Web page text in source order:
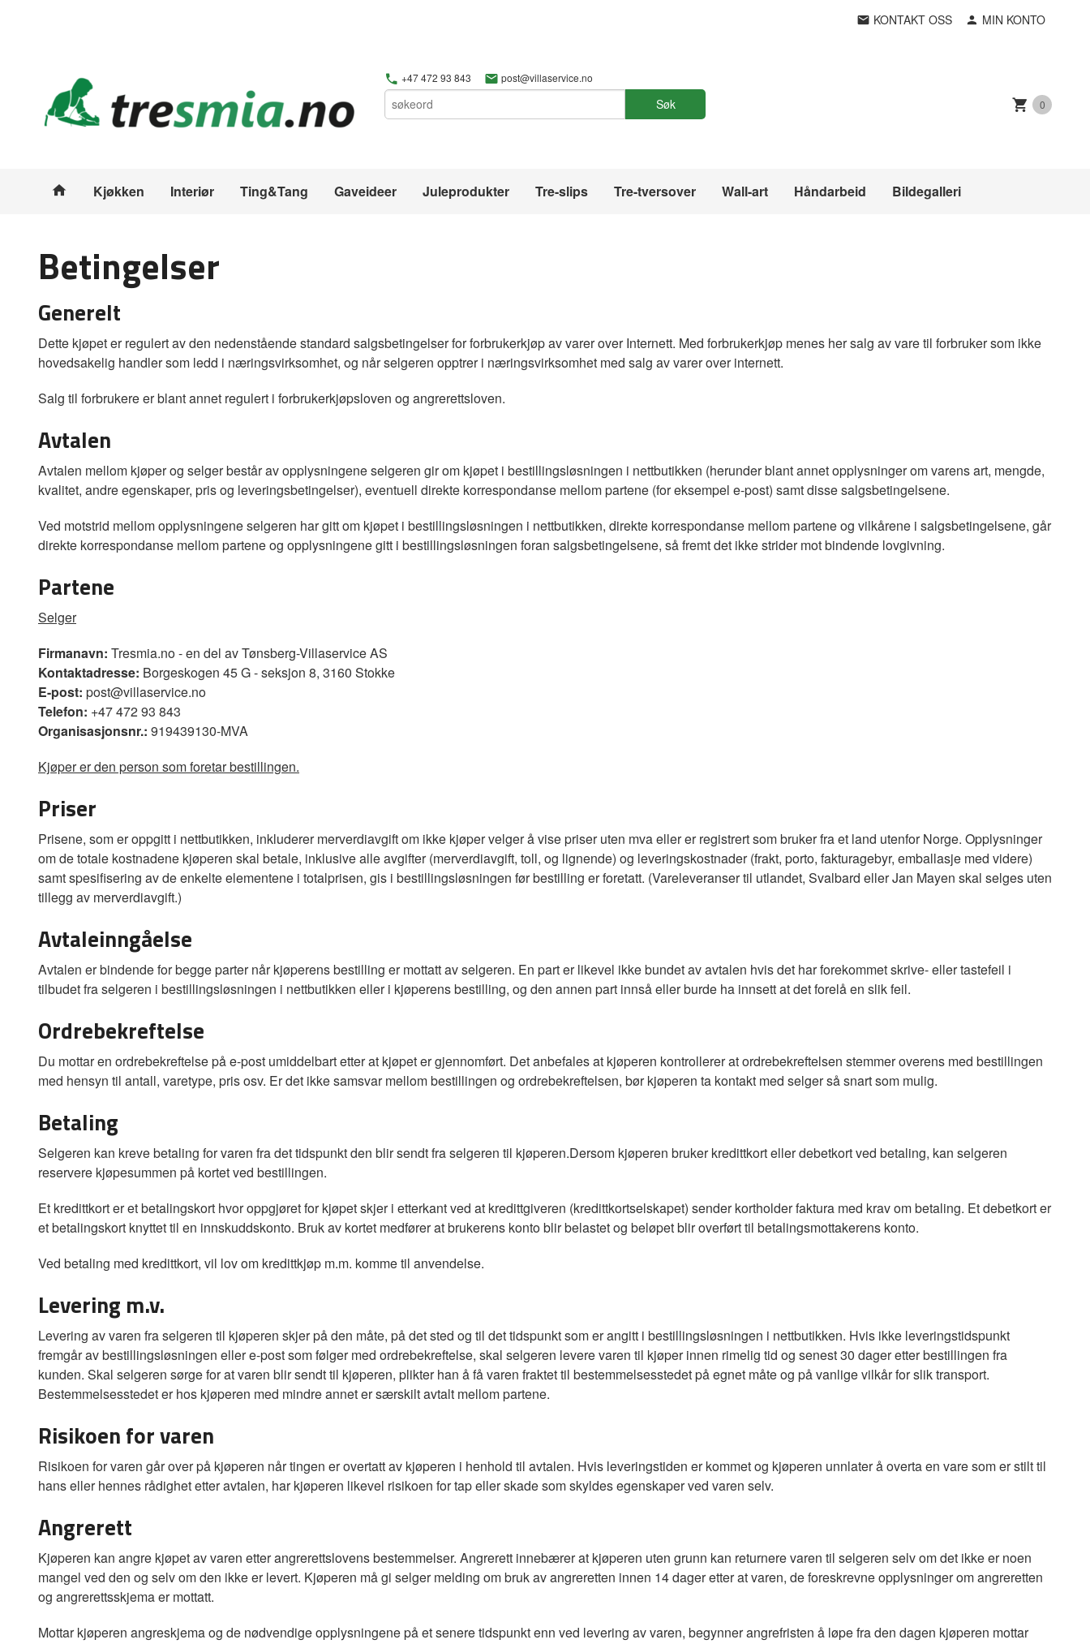
KONTAKT OSS MIN KONTO
+47 472 93 843 post@villaservice.no
Søk 0
Produkter
Kjøkken Interiør Ting&Tang Gaveideer Juleprodukter Tre-slips Tre-tversover Wall-art Håndarbeid Bildegalleri
Betingelser
Generelt
Dette kjøpet er regulert av den nedenstående standard salgsbetingelser for forbrukerkjøp av varer over Internett. Med forbrukerkjøp menes her salg av vare til forbruker som ikke
hovedsakelig handler som ledd i næringsvirksomhet, og når selgeren opptrer i næringsvirksomhet med salg av varer over internett.
Salg til forbrukere er blant annet regulert i forbrukerkjøpsloven og angrerettsloven.
Avtalen
Avtalen mellom kjøper og selger består av opplysningene selgeren gir om kjøpet i bestillingsløsningen i nettbutikken (herunder blant annet opplysninger om varens art, mengde,
kvalitet, andre egenskaper, pris og leveringsbetingelser), eventuell direkte korrespondanse mellom partene (for eksempel e-post) samt disse salgsbetingelsene.
Ved motstrid mellom opplysningene selgeren har gitt om kjøpet i bestillingsløsningen i nettbutikken, direkte korrespondanse mellom partene og vilkårene i salgsbetingelsene, går
direkte korrespondanse mellom partene og opplysningene gitt i bestillingsløsningen foran salgsbetingelsene, så fremt det ikke strider mot bindende lovgivning.
Partene
Selger
Firmanavn: Tresmia.no - en del av Tønsberg-Villaservice AS
Kontaktadresse: Borgeskogen 45 G - seksjon 8, 3160 Stokke
E-post: post@villaservice.no
Telefon: +47 472 93 843
Organisasjonsnr.: 919439130-MVA
Kjøper er den person som foretar bestillingen.
Priser
Prisene, som er oppgitt i nettbutikken, inkluderer merverdiavgift om ikke kjøper velger å vise priser uten mva eller er registrert som bruker fra et land utenfor Norge. Opplysninger
om de totale kostnadene kjøperen skal betale, inklusive alle avgifter (merverdiavgift, toll, og lignende) og leveringskostnader (frakt, porto, fakturagebyr, emballasje med videre)
samt spesifisering av de enkelte elementene i totalprisen, gis i bestillingsløsningen før bestilling er foretatt. (Vareleveranser til utlandet, Svalbard eller Jan Mayen skal selges uten
tillegg av merverdiavgift.)
Avtaleinngåelse
Avtalen er bindende for begge parter når kjøperens bestilling er mottatt av selgeren. En part er likevel ikke bundet av avtalen hvis det har forekommet skrive- eller tastefeil i
tilbudet fra selgeren i bestillingsløsningen i nettbutikken eller i kjøperens bestilling, og den annen part innså eller burde ha innsett at det forelå en slik feil.
Ordrebekreftelse
Du mottar en ordrebekreftelse på e-post umiddelbart etter at kjøpet er gjennomført. Det anbefales at kjøperen kontrollerer at ordrebekreftelsen stemmer overens med bestillingen
med hensyn til antall, varetype, pris osv. Er det ikke samsvar mellom bestillingen og ordrebekreftelsen, bør kjøperen ta kontakt med selger så snart som mulig.
Betaling
Selgeren kan kreve betaling for varen fra det tidspunkt den blir sendt fra selgeren til kjøperen.Dersom kjøperen bruker kredittkort eller debetkort ved betaling, kan selgeren
reservere kjøpesummen på kortet ved bestillingen.
Et kredittkort er et betalingskort hvor oppgjøret for kjøpet skjer i etterkant ved at kredittgiveren (kredittkortselskapet) sender kortholder faktura med krav om betaling. Et debetkort er
et betalingskort knyttet til en innskuddskonto. Bruk av kortet medfører at brukerens konto blir belastet og beløpet blir overført til betalingsmottakerens konto.
Ved betaling med kredittkort, vil lov om kredittkjøp m.m. komme til anvendelse.
Levering m.v.
Levering av varen fra selgeren til kjøperen skjer på den måte, på det sted og til det tidspunkt som er angitt i bestillingsløsningen i nettbutikken. Hvis ikke leveringstidspunkt
fremgår av bestillingsløsningen eller e-post som følger med ordrebekreftelse, skal selgeren levere varen til kjøper innen rimelig tid og senest 30 dager etter bestillingen fra
kunden. Skal selgeren sørge for at varen blir sendt til kjøperen, plikter han å få varen fraktet til bestemmelsesstedet på egnet måte og på vanlige vilkår for slik transport.
Bestemmelsesstedet er hos kjøperen med mindre annet er særskilt avtalt mellom partene.
Risikoen for varen
Risikoen for varen går over på kjøperen når tingen er overtatt av kjøperen i henhold til avtalen. Hvis leveringstiden er kommet og kjøperen unnlater å overta en vare som er stilt til
hans eller hennes rådighet etter avtalen, har kjøperen likevel risikoen for tap eller skade som skyldes egenskaper ved varen selv.
Angrerett
Kjøperen kan angre kjøpet av varen etter angrerettslovens bestemmelser. Angrerett innebærer at kjøperen uten grunn kan returnere varen til selgeren selv om det ikke er noen
mangel ved den og selv om den ikke er levert. Kjøperen må gi selger melding om bruk av angreretten innen 14 dager etter at varen, de foreskrevne opplysninger om angreretten
og angrerettsskjema er mottatt.
Mottar kjøperen angreskjema og de nødvendige opplysningene på et senere tidspunkt enn ved levering av varen, begynner angrefristen å løpe fra den dagen kjøperen mottar